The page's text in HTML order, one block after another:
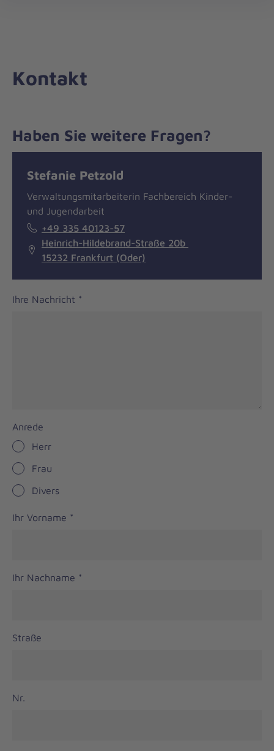
zum
Kontakt
Haben Sie weitere Fragen?
Stefanie Petzold
Verwaltungsmitarbeiterin Fachbereich Kinder-
und Jugendarbeit
+49 335 40123-57
Heinrich-Hildebrand-Straße 20b
15232 Frankfurt (Oder)
Ihre Nachricht *
Anrede
Herr
Frau
Divers
Ihr Vorname *
Ihr Nachname *
Straße
Nr.